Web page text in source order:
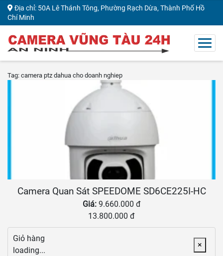
Địa chỉ: 50A Lê Thánh Tông, Phường Rạch Dừa, Thành Phố Hồ
Chí Minh
Tag: camera ptz dahua cho doanh nghiep
Camera Quan Sát SPEEDOME SD6CE225I-HC
Giá: 9.660.000 đ
13.800.000 đ
×
Giỏ hàng
loading...